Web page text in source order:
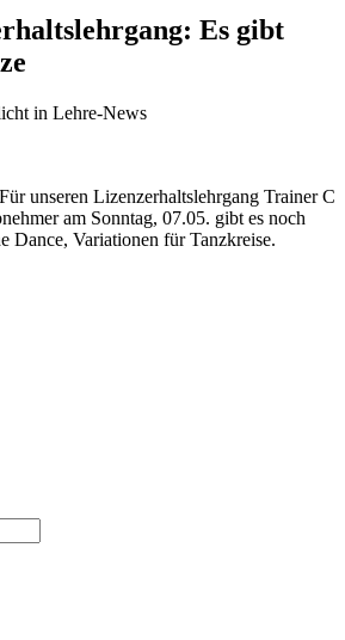
Es gibt
in Lehre-News
unseren Lizenzerhaltslehrgang Trainer C
am Sonntag, 07.05. gibt es noch
Dance, Variationen für Tanzkreise.